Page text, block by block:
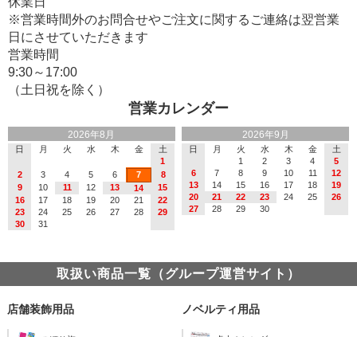
営業カレンダー
2026年8月
日 月 火 水 木 金
土
1
2
3 4 5 6 7
8
9
10 11 12 13 14
15
16
17 18 19 20 21
22
23
24 25 26 27 28
29
30
31
2026年9月
日 月 火 水 木 金
土
1
2 3 4
5
6
7 8 9 10 11
12
13
14 15 16 17 18
19
20
21 22 23 24 25
26
27
28 29 30
※営業時間外のお問合せやご注文に関するご連絡は翌営業
日にさせていただきます
営業時間
9:30～17:00
（土日祝を除く）
取扱い商品一覧（グループ運営サイト）
店舗装飾用品 ノベルティ用品